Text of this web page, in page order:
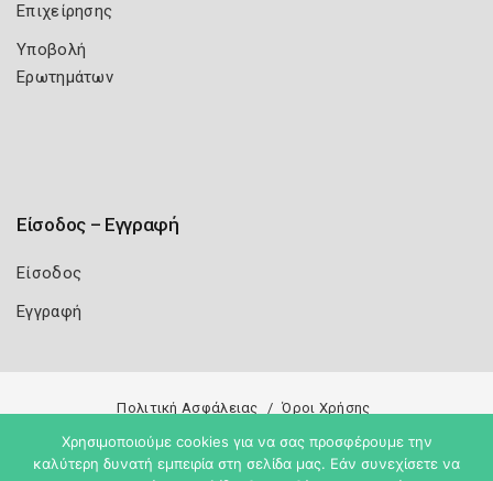
Επιχείρησης
Υποβολή
Ερωτημάτων
Είσοδος – Εγγραφή
Είσοδος
Εγγραφή
Πολιτική Ασφάλειας Όροι Χρήσης
Copyright 2026 Knowledge A.E.
Χρησιμοποιούμε cookies για να σας προσφέρουμε την
καλύτερη δυνατή εμπειρία στη σελίδα μας. Εάν συνεχίσετε να